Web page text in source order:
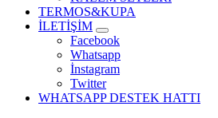
TERMOS&KUPA
İLETİŞİM
Facebook
Whatsapp
İnstagram
Twitter
WHATSAPP DESTEK HATTI